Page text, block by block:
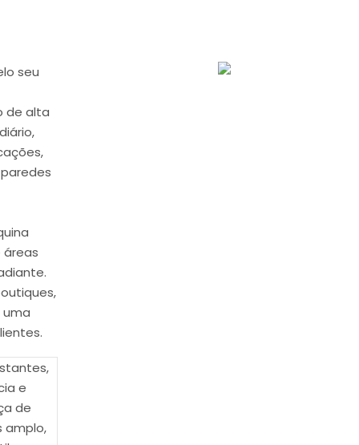
seu
de alta
áreas
e
de
amplo,